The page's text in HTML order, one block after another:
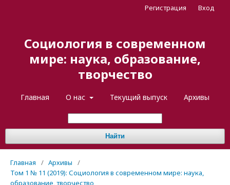
Социология в современном
мире: наука, образование,
творчество
Главная О нас Текущий выпуск Архивы
Найти
Регистрация Вход
Главная / Архивы
/
Том 1 № 11 (2019): Социология в современном мире: наука,
образование, творчество